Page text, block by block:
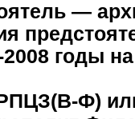
—
2008 годы
Ф)